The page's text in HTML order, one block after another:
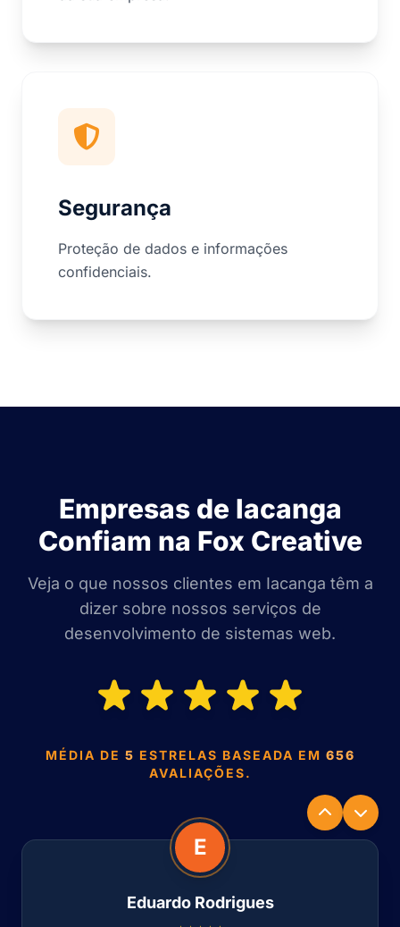
Segurança
Proteção de dados e informações
confidenciais.
Empresas de Iacanga
Confiam na Fox Creative
Veja o que nossos clientes em Iacanga têm a
dizer sobre nossos serviços de
desenvolvimento de sistemas web.
MÉDIA DE 5 ESTRELAS BASEADA EM 656
AVALIAÇÕES.
E
Eduardo Rodrigues